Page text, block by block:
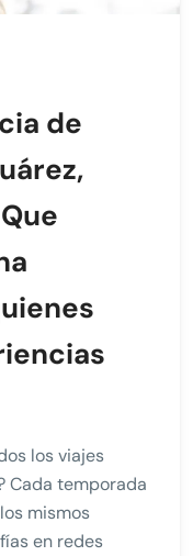
de
los viajes
Cada temporada
mismos
en redes